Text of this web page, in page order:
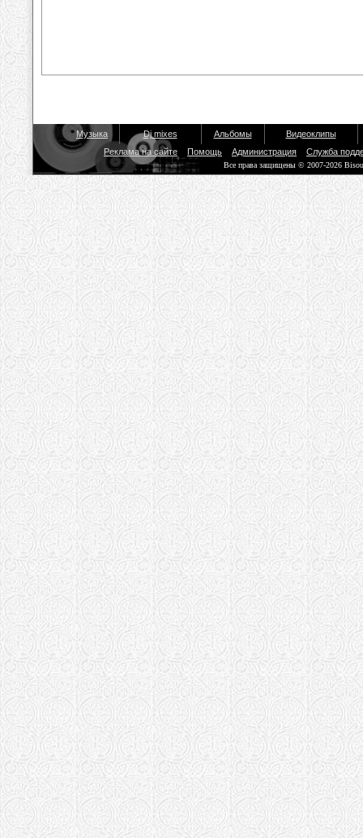
Музыка Dj mixes Альбомы
Видеоклипы
Реклама на сайте
Помощь Администрация Служба
Все права защищены © 2007-2026